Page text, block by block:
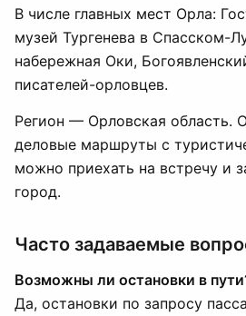
В числе главных мест Орла:
музей Тургенева в Спасском-
набережная Оки,
писателей-орловцев.
Регион — Орловская область.
деловые маршруты с
можно приехать на встречу и
город.
Часто задаваемые
Возможны ли остановки в
Да, остановки по запросу